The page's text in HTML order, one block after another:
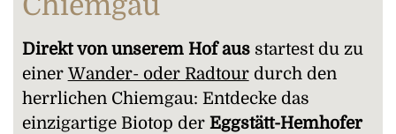
Direkt von unserem Hof ausstartest du zu
einer Wander- oder Radtourdurch den
herrlichen Chiemgau: Entdecke das
einzigartige Biotop der Eggstätt-Hemhofer